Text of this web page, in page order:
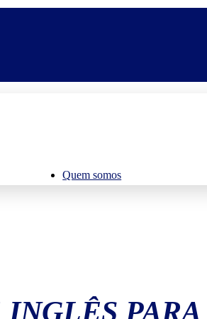
Quem somos
INGLÊS